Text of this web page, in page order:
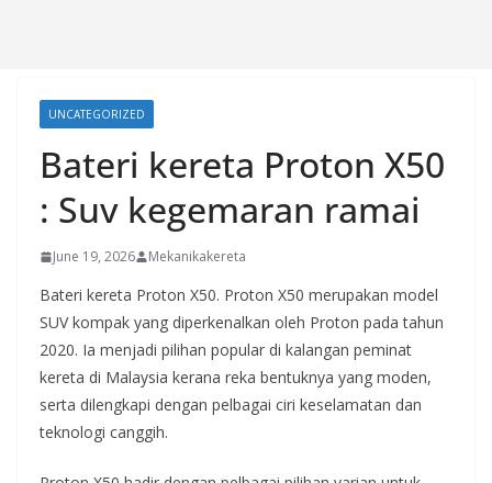
UNCATEGORIZED
Bateri kereta Proton X50
: Suv kegemaran ramai
June 19, 2026 Mekanikakereta
Bateri kereta Proton X50. Proton X50 merupakan model
SUV kompak yang diperkenalkan oleh Proton pada tahun
2020. Ia menjadi pilihan popular di kalangan peminat
kereta di Malaysia kerana reka bentuknya yang moden,
serta dilengkapi dengan pelbagai ciri keselamatan dan
teknologi canggih.